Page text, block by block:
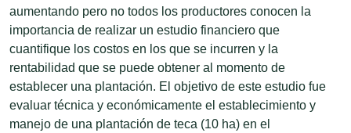
aumentando pero no todos los productores conocen la
importancia de realizar un estudio financiero que
cuantifique los costos en los que se incurren y la
rentabilidad que se puede obtener al momento de
establecer una plantación. El objetivo de este estudio fue
evaluar técnica y económicamente el establecimiento y
manejo de una plantación de teca (10 ha) en el